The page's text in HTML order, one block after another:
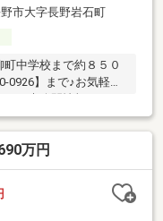
市大字長野岩石町
中学校まで約８５０
】まで♪お気軽に
と未公開情報をご紹
エステーション長野
ご購入相談はもちろ
支払っていける
心配ごとは当社へご相
万円